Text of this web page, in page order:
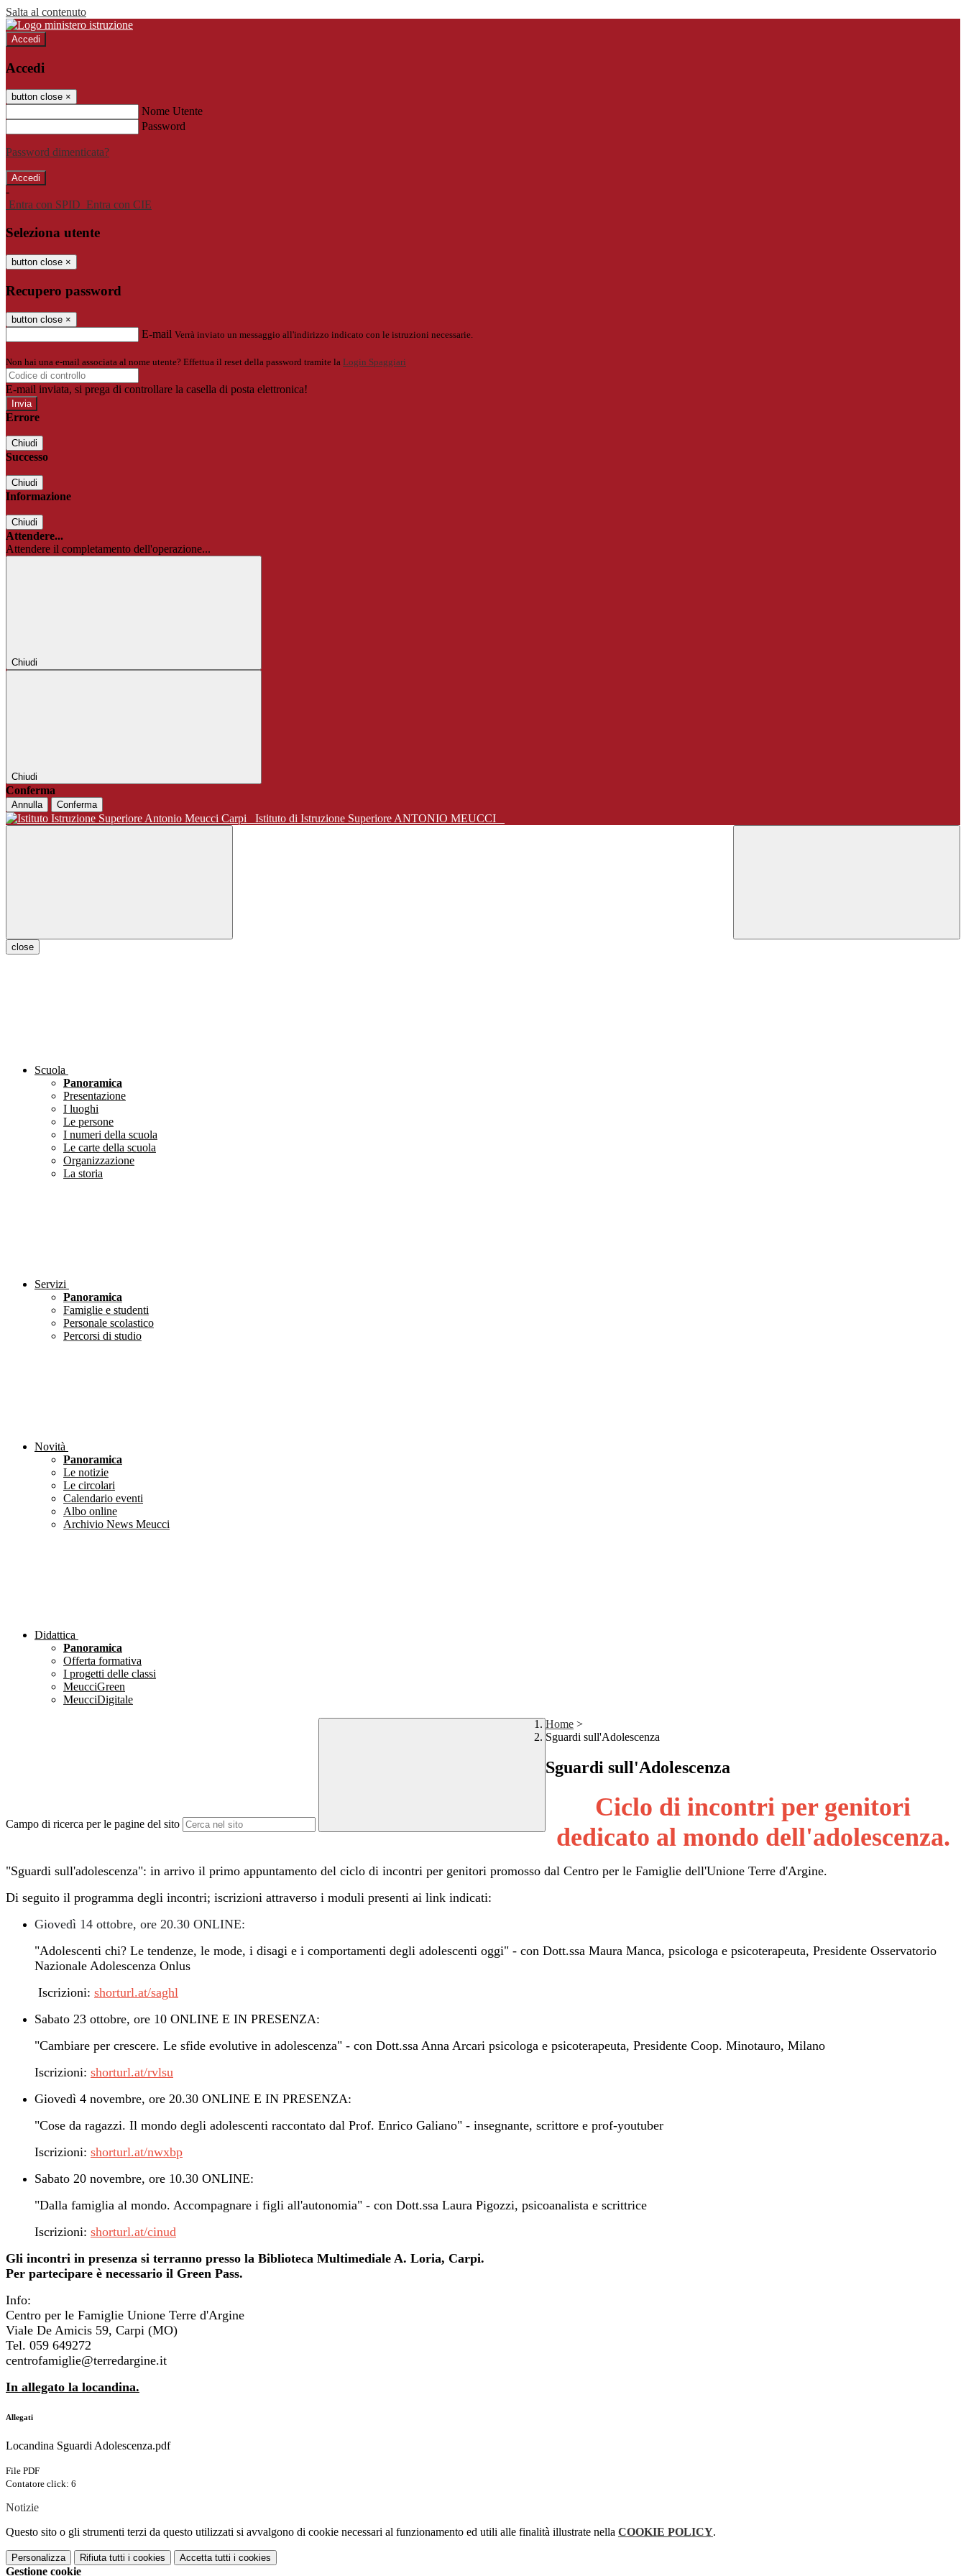
Salta al contenuto
Accedi
Accedi
button close ×
Nome Utente
Password
Password dimenticata?
-
Entra con SPID Entra con CIE
Seleziona utente
button close ×
Recupero password
button close ×
E-mail Verrà inviato un messaggio all'indirizzo indicato con le istruzioni necessarie.
Non hai una e-mail associata al nome utente? Effettua il reset della password tramite la Login Spaggiari
E-mail inviata, si prega di controllare la casella di posta elettronica!
Errore
Chiudi
Successo
Chiudi
Informazione
Chiudi
Attendere...
Attendere il completamento dell'operazione...
Chiudi
Chiudi
Conferma
Annulla Conferma
Istituto di Istruzione Superiore ANTONIO MEUCCI
close
Scuola
Panoramica
Presentazione
I luoghi
Le persone
I numeri della scuola
Le carte della scuola
Organizzazione
La storia
Servizi
Panoramica
Famiglie e studenti
Personale scolastico
Percorsi di studio
Novità
Panoramica
Le notizie
Le circolari
Calendario eventi
Albo online
Archivio News Meucci
Didattica
Panoramica
Offerta formativa
I progetti delle classi
MeucciGreen
MeucciDigitale
Campo di ricerca per le pagine del sito
Home >
Sguardi sull'Adolescenza
Sguardi sull'Adolescenza
Ciclo di incontri per genitori
dedicato al mondo dell'adolescenza.
"Sguardi sull'adolescenza": in arrivo il primo appuntamento del ciclo di incontri per genitori promosso dal Centro per le Famiglie dell'Unione Terre d'Argine.
Di seguito il programma degli incontri; iscrizioni attraverso i moduli presenti ai link indicati:
Giovedì 14 ottobre, ore 20.30 ONLINE:
"Adolescenti chi? Le tendenze, le mode, i disagi e i comportamenti degli adolescenti oggi" - con Dott.ssa Maura Manca, psicologa e psicoterapeuta, Presidente Osservatorio
Nazionale Adolescenza Onlus
Iscrizioni: shorturl.at/saghl
Sabato 23 ottobre, ore 10 ONLINE E IN PRESENZA:
"Cambiare per crescere. Le sfide evolutive in adolescenza" - con Dott.ssa Anna Arcari psicologa e psicoterapeuta, Presidente Coop. Minotauro, Milano
Iscrizioni: shorturl.at/rvlsu
Giovedì 4 novembre, ore 20.30 ONLINE E IN PRESENZA:
"Cose da ragazzi. Il mondo degli adolescenti raccontato dal Prof. Enrico Galiano" - insegnante, scrittore e prof-youtuber
Iscrizioni: shorturl.at/nwxbp
Sabato 20 novembre, ore 10.30 ONLINE:
"Dalla famiglia al mondo. Accompagnare i figli all'autonomia" - con Dott.ssa Laura Pigozzi, psicoanalista e scrittrice
Iscrizioni: shorturl.at/cinud
Gli incontri in presenza si terranno presso la Biblioteca Multimediale A. Loria, Carpi.
Per partecipare è necessario il Green Pass.
Info:
Centro per le Famiglie Unione Terre d'Argine
Viale De Amicis 59, Carpi (MO)
Tel. 059 649272
centrofamiglie@terredargine.it
In allegato la locandina.
Allegati
Locandina Sguardi Adolescenza.pdf
File PDF
Contatore click: 6
Notizie
Questo sito o gli strumenti terzi da questo utilizzati si avvalgono di cookie necessari al funzionamento ed utili alle finalità illustrate nella COOKIE POLICY.
Personalizza Rifiuta tutti i cookies Accetta tutti i cookies
Gestione cookie